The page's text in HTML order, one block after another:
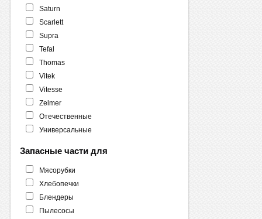
Saturn
Scarlett
Supra
Tefal
Thomas
Vitek
Vitesse
Zelmer
Отечественные
Универсальные
Запасные части для
Мясорубки
Хлебопечки
Блендеры
Пылесосы